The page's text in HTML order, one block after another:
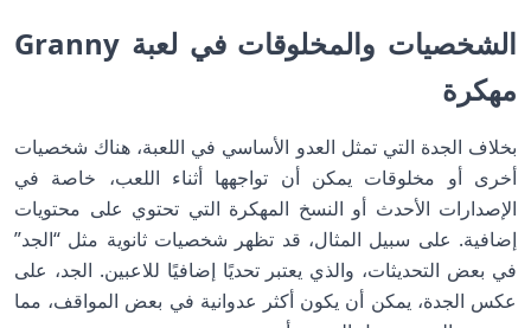
الشخصيات والمخلوقات في لعبة Granny
مهكرة
بخلاف الجدة التي تمثل العدو الأساسي في اللعبة، هناك شخصيات
أخرى أو مخلوقات يمكن أن تواجهها أثناء اللعب، خاصة في
الإصدارات الأحدث أو النسخ المهكرة التي تحتوي على محتويات
إضافية. على سبيل المثال، قد تظهر شخصيات ثانوية مثل “الجد”
في بعض التحديثات، والذي يعتبر تحديًا إضافيًا للاعبين. الجد، على
عكس الجدة، يمكن أن يكون أكثر عدوانية في بعض المواقف، مما